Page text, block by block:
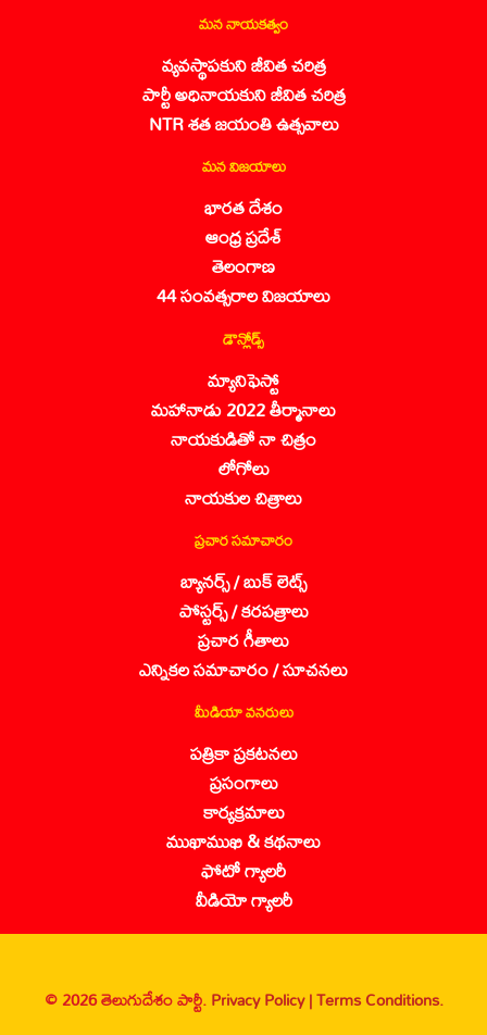
మన నాయకత్వం
వ్యవస్థాపకుని జీవిత చరిత్ర
పార్టీ అధినాయకుని జీవిత చరిత్ర
NTR శత జయంతి ఉత్సవాలు
మన విజయాలు
భారత దేశం
ఆంధ్ర ప్రదేశ్
తెలంగాణ
44 సంవత్సరాల విజయాలు
డౌన్లోడ్స్
మ్యానిఫెస్టో
మహానాడు 2022 తీర్మానాలు
నాయకుడితో నా చిత్రం
లోగోలు
నాయకుల చిత్రాలు
ప్రచార సమాచారం
బ్యానర్స్ / బుక్ లెట్స్
పోస్టర్స్ / కరపత్రాలు
ప్రచార గీతాలు
ఎన్నికల సమాచారం / సూచనలు
మీడియా వనరులు
పత్రికా ప్రకటనలు
ప్రసంగాలు
కార్యక్రమాలు
ముఖాముఖి & కథనాలు
ఫోటో గ్యాలరీ
వీడియో గ్యాలరీ
© 2026 తెలుగుదేశం పార్టీ.Privacy Policy |Terms Conditions.